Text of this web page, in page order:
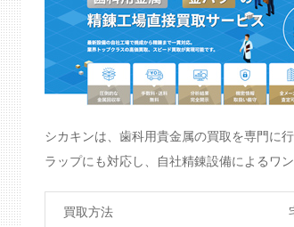
シカキンは、歯科用貴金属の買取を専門に
ラップにも対応し、自社精錬設備によるワ
買取方法